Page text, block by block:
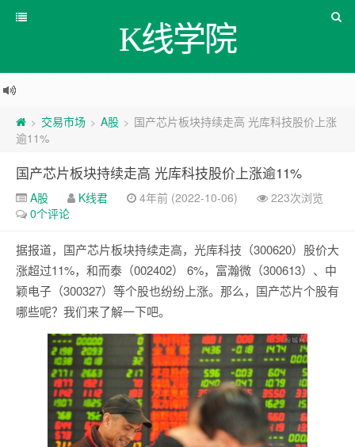
K线学院
> 交易市场 > A股 > 国产芯片板块持续走高 光库科技股价上涨
逾11%
国产芯片板块持续走高 光库科技股价上涨逾11%
A股 K线君 4年前 (2022-10-06)
223次浏览
0个评论
据报道，国产芯片板块持续走高，光库科技（300620）股价大
涨超过11%，和而泰（002402） 6%，富瀚微（300613）、中
颖电子（300327）等个股也纷纷上涨。那么，国产芯片个股有
哪些呢？我们来了解一下吧。